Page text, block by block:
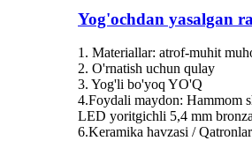
Yog'ochdan yasalgan
1. Materiallar: atrof-muhit
2. O'rnatish uchun qulay
3. Yog'li bo'yoq YO'Q
4.Foydali maydon: Hammom
LED yoritgichli 5,4 mm
6.Keramika havzasi /